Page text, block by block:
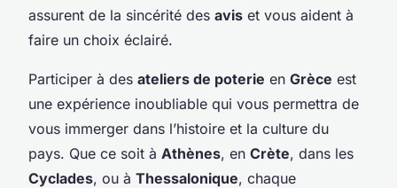
assurent de la sincérité des avis et vous aident à
faire un choix éclairé.
Participer à des ateliers de poterie en Grèce est
une expérience inoubliable qui vous permettra de
vous immerger dans l’histoire et la culture du
pays. Que ce soit à Athènes, en Crète, dans les
Cyclades, ou à Thessalonique, chaque